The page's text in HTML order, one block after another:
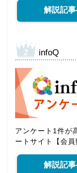
解説記
infoQ
アンケート1件が
ートサイト【会員
解説記